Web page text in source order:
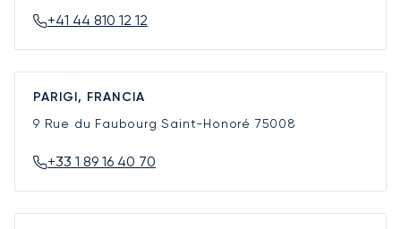
+41 44 810 12 12
PARIGI, FRANCIA
9 Rue du Faubourg Saint-Honoré 75008
+33 1 89 16 40 70